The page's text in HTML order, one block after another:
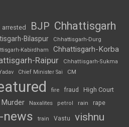
arrested BJP Chhattisgarh
Bilaspur Chhattisgarh-Durg
Kabirdham Chhattisgarh-Korba
Raipur
Chhattisgarh-Sukma
Chief Minister Sai CM
fire fraud High Court
Murder Naxalites petrol rain rape
news train Vastu vishnu